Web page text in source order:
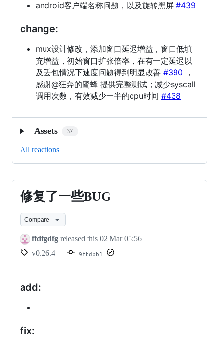
android客户端名称问题，以及旋转黑屏 #439
change:
mux设计修改，添加窗口延迟增益，窗口低填
充增益，初始窗口扩张倍率，在有一定延迟以
及丢包情况下速度问题得到明显改善 #390 ，
感谢@狂奔的蜜蜂 提供完整测试；减少syscall
调用次数，有效减少一半的cpu时间 #438
Assets 37
All reactions
修
复
了
一
修复了一些BUG
Compare
ffdfgdfg released this 02 Mar 05:56
v0.26.4
9fbdbb1
add:
fix: